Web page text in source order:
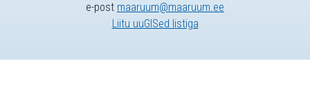
e-post maaruum@maaruum.ee
Liitu uuGISed listiga